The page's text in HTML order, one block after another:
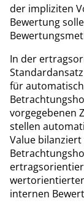
der impliziten
Bewertung
In der
für
vorgegebenen
stellen
Value
internen